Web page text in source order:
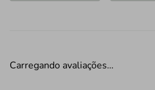
Carregando avaliações…